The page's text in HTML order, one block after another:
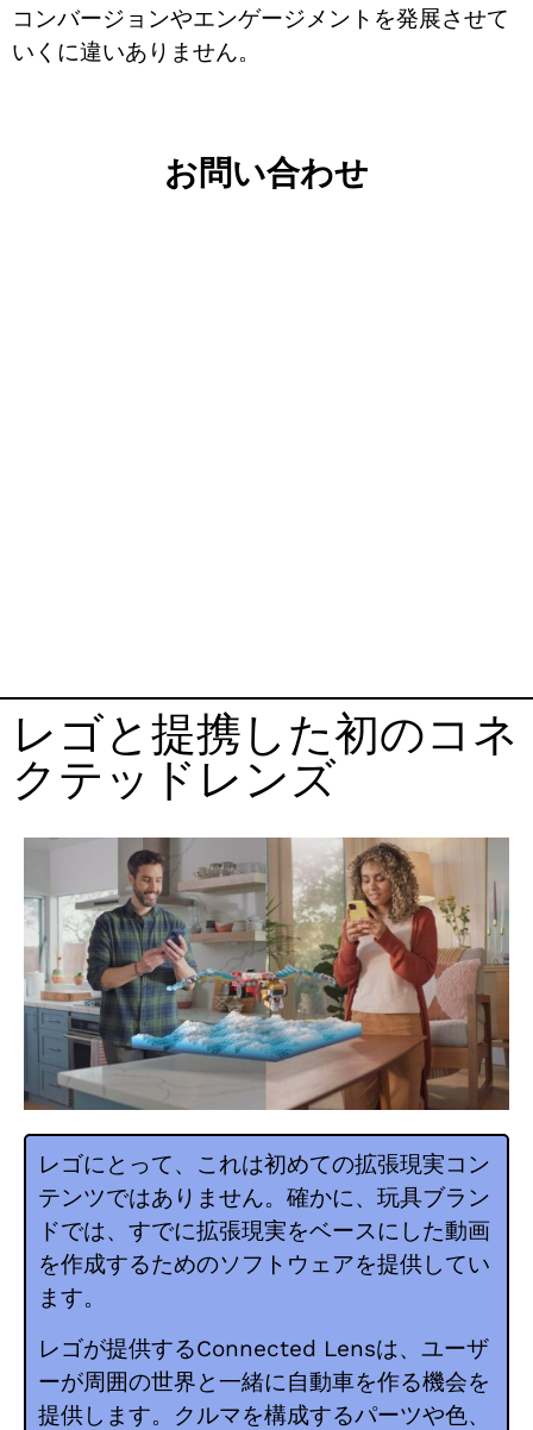
コンバージョンやエンゲージメントを発展させて
いくに違いありません。
お問い合わせ
レゴと提携した初のコネ
クテッドレンズ
レゴにとって、これは初めての拡張現実コン
テンツではありません。確かに、玩具ブラン
ドでは、すでに拡張現実をベースにした動画
を作成するためのソフトウェアを提供してい
ます。
レゴが提供するConnected Lensは、ユーザ
ーが周囲の世界と一緒に自動車を作る機会を
提供します。クルマを構成するパーツや色、